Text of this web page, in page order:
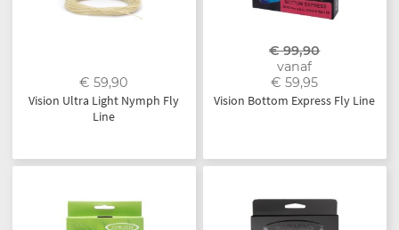
€ 59,90
Vision Ultra Light Nymph Fly
Line
€ 99,90
vanaf
€ 59,95
Vision Bottom Express Fly Line